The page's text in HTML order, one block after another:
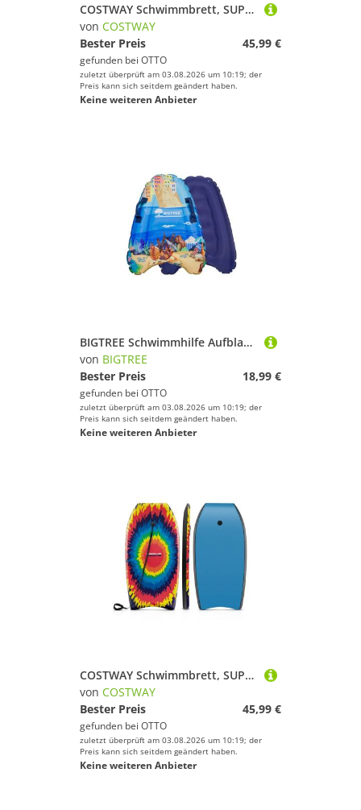
COSTWAY Schwimmbrett, SUP-Board, Bodyboard, Surfboard für Kinder
von COSTWAY
Bester Preis
45,99 €
gefunden bei OTTO
zuletzt überprüft am 03.08.2026 um 10:19; der
Preis kann sich seitdem geändert haben.
Keine weiteren Anbieter
BIGTREE Schwimmhilfe Aufblasbare Bodyboard Schwimmbrett für Pool, Luftkissen für Schwimmen (1-tlg)
von BIGTREE
Bester Preis
18,99 €
gefunden bei OTTO
zuletzt überprüft am 03.08.2026 um 10:19; der
Preis kann sich seitdem geändert haben.
Keine weiteren Anbieter
COSTWAY Schwimmbrett, SUP-Board, Bodyboard, Surfboard für Kinder
von COSTWAY
Bester Preis
45,99 €
gefunden bei OTTO
zuletzt überprüft am 03.08.2026 um 10:19; der
Preis kann sich seitdem geändert haben.
Keine weiteren Anbieter